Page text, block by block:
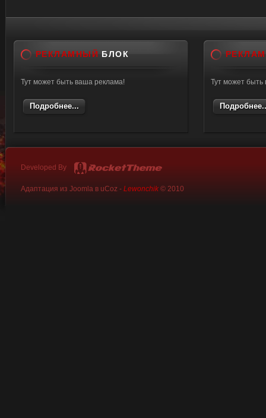
РЕКЛАМНЫЙ БЛОК
Тут может быть ваша реклама!
Подробнее...
Тут может
Developed By
Адаптация из Joomla в uCoz - Lewonchik© 2010